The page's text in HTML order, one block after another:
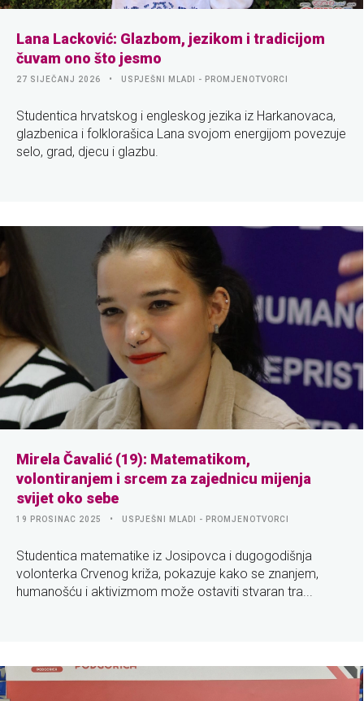
Lana Lacković: Glazbom, jezikom i tradicijom
čuvam ono što jesmo
27 SIJEČANJ 2026 USPJEŠNI MLADI - PROMJENOTVORCI
Studentica hrvatskog i engleskog jezika iz Harkanovaca,
glazbenica i folklorašica Lana svojom energijom povezuje
selo, grad, djecu i glazbu.
Mirela Čavalić (19): Matematikom,
volontiranjem i srcem za zajednicu mijenja
svijet oko sebe
19 PROSINAC 2025 USPJEŠNI MLADI - PROMJENOTVORCI
Studentica matematike iz Josipovca i dugogodišnja
volonterka Crvenog križa, pokazuje kako se znanjem,
humanošću i aktivizmom može ostaviti stvaran tra...